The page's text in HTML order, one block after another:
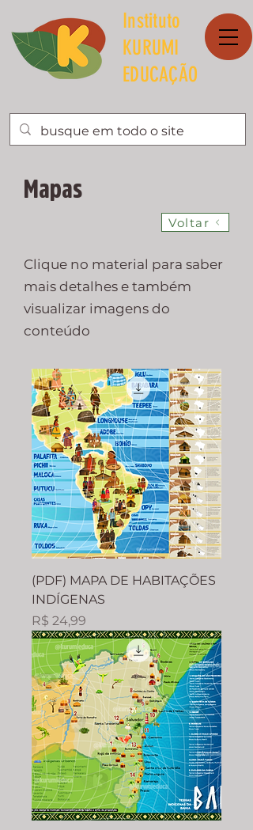
Instituto
KURUMI
EDUCAÇÃO
Mapas
Voltar
Clique no material para saber
mais detalhes e também
visualizar imagens do
conteúdo
(PDF) MAPA DE HABITAÇÕES
INDÍGENAS
Preço
R$ 24,99